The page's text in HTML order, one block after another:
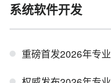
系统软件开发
重磅首发2026年专业